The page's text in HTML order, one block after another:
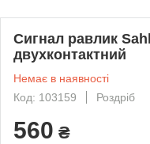
Cигнал равлик
двухконтактний
Немає в наявності
Код: 103159
Роздріб
560 ₴